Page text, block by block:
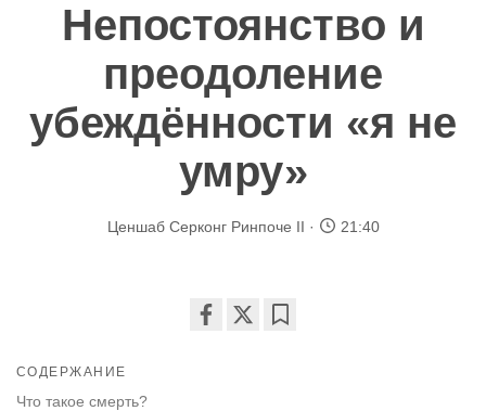
Непостоянство и
преодоление
убеждённости «я не
умру»
Ценшаб Серконг Ринпоче II 21:40
СОДЕРЖАНИЕ
Что такое смерть?